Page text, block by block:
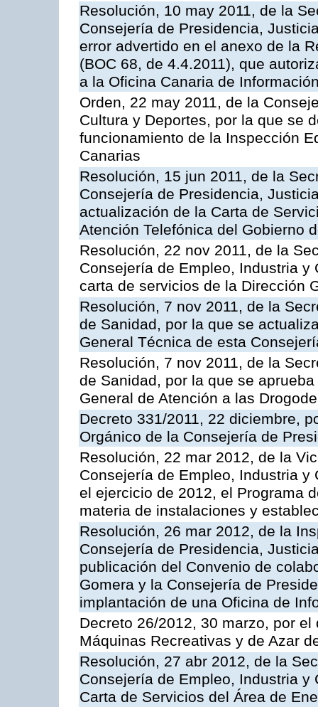
Resolución, 10 may 2011, de la
Consejería de Presidencia,
error advertido en el anexo de la
(BOC 68, de 4.4.2011), que
a la Oficina Canaria de
Orden, 22 may 2011, de la
Cultura y Deportes, por la que se
funcionamiento de la Inspección
Canarias
Resolución, 15 jun 2011, de la
Consejería de Presidencia,
actualización de la Carta de
Atención Telefónica del Gobierno
Resolución, 22 nov 2011, de la
Consejería de Empleo, Industria
carta de servicios de la Dirección
Resolución, 7 nov 2011, de la
de Sanidad, por la que se
General Técnica de esta
Resolución, 7 nov 2011, de la
de Sanidad, por la que se
General de Atención a las
Decreto 331/2011, 22 diciembre,
Orgánico de la Consejería de
Resolución, 22 mar 2012, de la
Consejería de Empleo, Industria
el ejercicio de 2012, el Programa
materia de instalaciones y
Resolución, 26 mar 2012, de la
Consejería de Presidencia,
publicación del Convenio de
Gomera y la Consejería de
implantación de una Oficina de
Decreto 26/2012, 30 marzo, por
Máquinas Recreativas y de Azar
Resolución, 27 abr 2012, de la
Consejería de Empleo, Industria
Carta de Servicios del Área de